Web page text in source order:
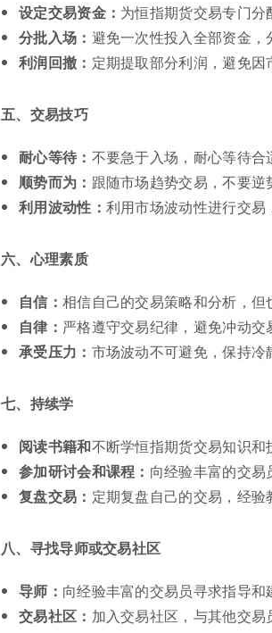
设定交易资金： 为恒指期货交易专门分
分批入场： 避免一次性投入全部资金，
利润回撤： 定期提取部分利润，避免因
五、交易技巧
耐心等待： 不要急于入场，耐心等待合
顺势而为： 跟随市场趋势交易，不要逆
利用波动性： 利用市场波动性进行交易
六、心理素质
自信： 相信自己的交易策略和分析，但
自律： 严格遵守交易纪律，避免冲动交
承受压力： 市场波动不可避免，保持冷
七、持续学
阅读书籍和不断学恒指期货交易知识和
参加研讨会和课程： 向经验丰富的交易
复盘交易： 定期复盘自己的交易，经验
八、寻找导师或交易社区
导师： 向经验丰富的交易员寻求指导和
交易社区： 加入交易社区，与其他交易